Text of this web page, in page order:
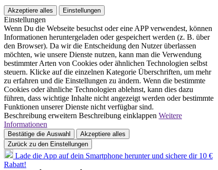
Akzeptiere alles Einstellungen
Einstellungen
Wenn Du die Webseite besuchst oder eine APP verwendest, können
Informationen heruntergeladen oder gespeichert werden (z. B. über
den Browser). Da wir die Entscheidung den Nutzer überlassen
möchten, wie unsere Dienste nutzen, kann man die Verwendung
bestimmter Arten von Cookies oder ähnlichen Technologien selbst
steuern. Klicke auf die einzelnen Kategorie Überschriften, um mehr
zu erfahren und die Einstellungen zu ändern. Wenn die bestimmte
Cookies oder ähnliche Technologien ablehnst, kann dies dazu
führen, dass wichtige Inhalte nicht angezeigt werden oder bestimmte
Funktionen unserer Dienste nicht verfügbar sind.
Beschreibung erweitern Beschreibung einklappen Weitere
Informationen
Bestätige die Auswahl
Akzeptiere alles
Zurück zu den Einstellungen
Lade die App auf dein Smartphone herunter und sichere dir 10 €
Rabatt!